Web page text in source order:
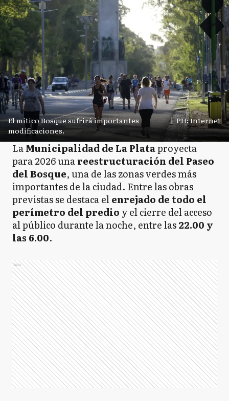
El mitico Bosque sufrirá importantes
modificaciones.
| PH: Internet
LaMunicipalidad de La Plataproyecta
para 2026 unareestructuración del Paseo
del Bosque, una de las zonas verdes más
importantes de la ciudad. Entre las obras
previstas se destaca elenrejado de todo el
perímetro del predio y el cierre del acceso
al público durante la noche, entre las22.00 y
las 6.00.
Ads